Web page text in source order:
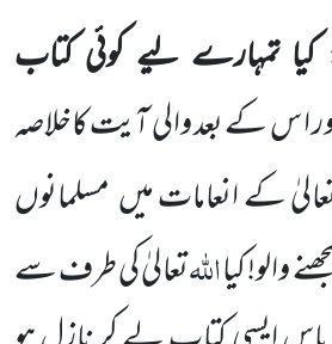
تمہارے لیے کوئی کتاب
س کے بعد والی آیت کاخلاصہ
کے انعامات میںمسلمانوں
والو!کیااللّٰہتعالیٰ کی طرف سے